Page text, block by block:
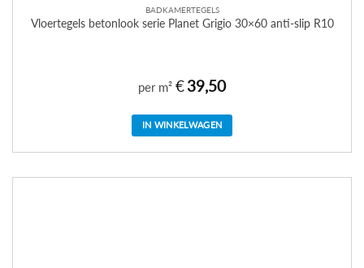
BADKAMERTEGELS
Vloertegels betonlook serie Planet Grigio 30×60 anti-slip R10
per m² €39,50
IN WINKELWAGEN